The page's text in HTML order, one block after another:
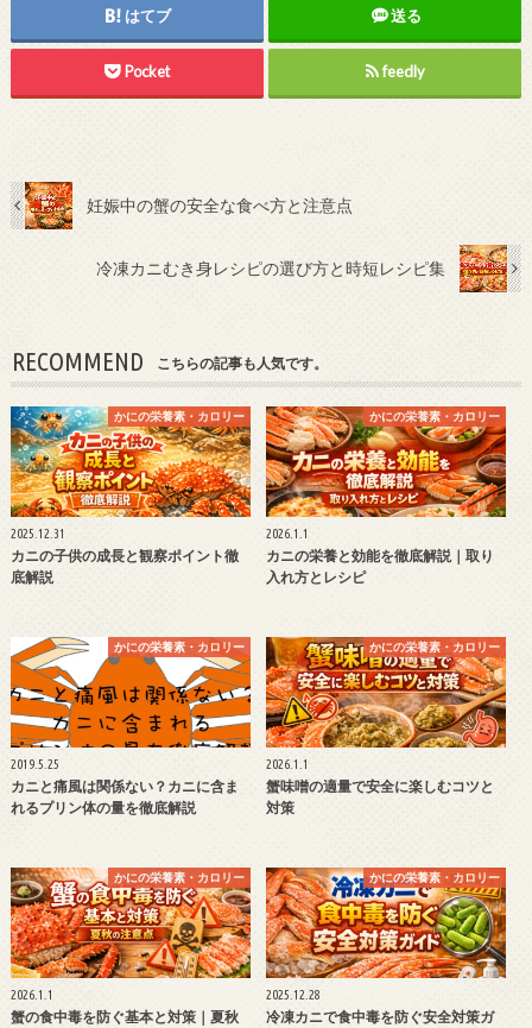
はてブ 送る
Pocket feedly
妊娠中の蟹の安全な食べ方と注意点
冷凍カニむき身レシピの選び方と時短レシピ集
RECOMMEND こちらの記事も人気です。
かにの栄養素・カロリー
2025.12.31
カニの子供の成長と観察ポイント徹
底解説
かにの栄養素・カロリー
2026.1.1
カニの栄養と効能を徹底解説｜取り
入れ方とレシピ
かにの栄養素・カロリー
2019.5.25
カニと痛風は関係ない？カニに含ま
れるプリン体の量を徹底解説
かにの栄養素・カロリー
2026.1.1
蟹味噌の適量で安全に楽しむコツと
対策
かにの栄養素・カロリー
2026.1.1
蟹の食中毒を防ぐ基本と対策｜夏秋
かにの栄養素・カロリー
2025.12.28
冷凍カニで食中毒を防ぐ安全対策ガ